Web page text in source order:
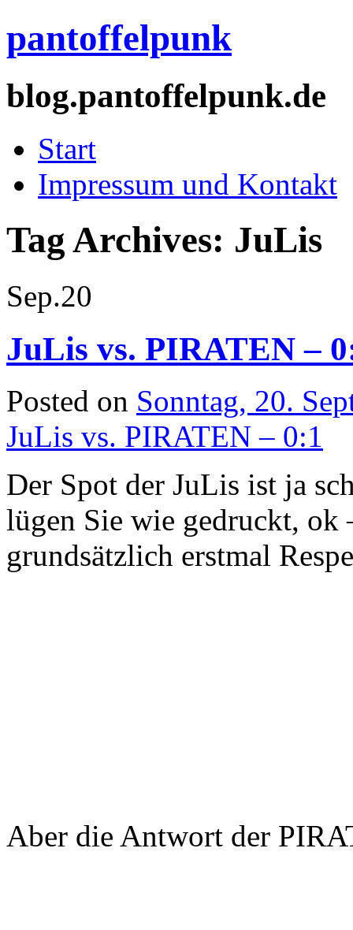
pantoffelpunk
blog.pantoffelpunk.de
Start
Impressum und Kontakt
Tag Archives: JuLis
Sep.20
JuLis vs. PIRATEN –
Posted on Sonntag, 20.
JuLis vs. PIRATEN – 0:1
Der Spot der JuLis ist ja
lügen Sie wie gedruckt, ok
grundsätzlich erstmal
Aber die Antwort der